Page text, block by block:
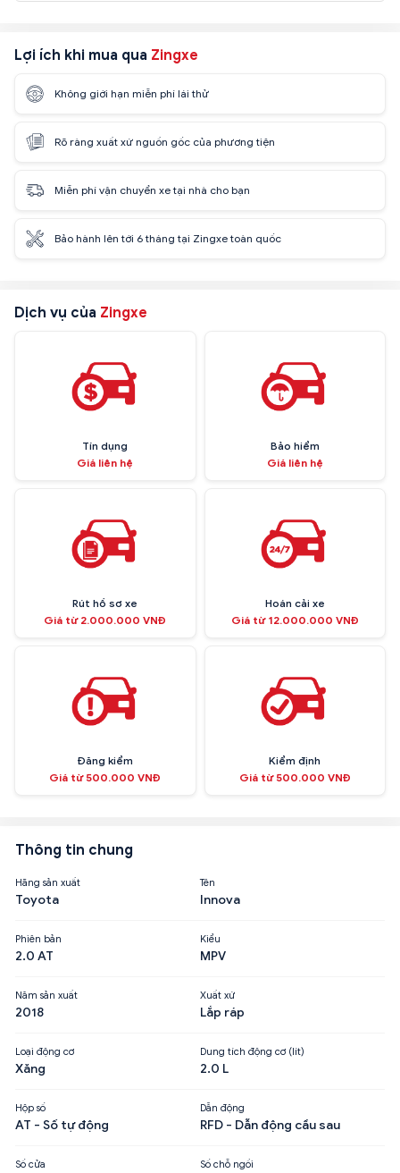
Lợi ích khi mua qua Zingxe
Không giới hạn miễn phí lái thử
Rõ ràng xuất xứ nguồn gốc của phương tiện
Miễn phí vận chuyển xe tại nhà cho bạn
Bảo hành lên tới 6 tháng tại Zingxe toàn quốc
Dịch vụ của Zingxe
Tín dụng
Giá liên hệ
Bảo hiểm
Giá liên hệ
Rút hồ sơ xe
Giá từ 2.000.000 VNĐ
Hoán cải xe
Giá từ 12.000.000 VNĐ
Đăng kiểm
Giá từ 500.000 VNĐ
Kiểm định
Giá từ 500.000 VNĐ
Thông tin chung
Hãng sản xuất
Toyota
Tên
Innova
Phiên bản
2.0 AT
Kiểu
MPV
Năm sản xuất
2018
Xuất xứ
Lắp ráp
Loại động cơ
Xăng
Dung tích động cơ (lít)
2.0 L
Hộp số
AT - Số tự động
Dẫn động
RFD - Dẫn động cầu sau
Số cửa Số chỗ ngồi